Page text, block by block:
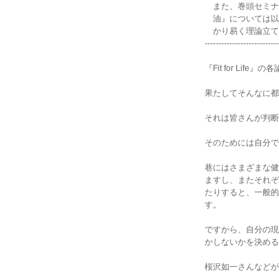
また、巻頭セミ
油』については
かり易く理論立て
『Fit for Life』の各
果たしてそんなに
それは皆さんが判
そのためには自分
巷にはさまざまな
ますし、またそれ
たりすると、一般
す。
ですから、自分の
かしないかを決め
桜沢如一さんなど